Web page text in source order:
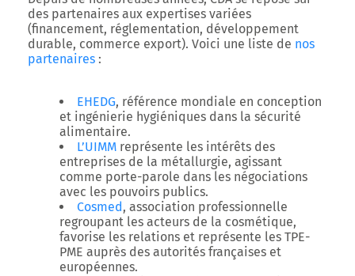
des partenaires aux expertises variées
(financement, réglementation, développement
durable, commerce export). Voici une liste de nos
partenaires :
EHEDG, référence mondiale en conception
et ingénierie hygiéniques dans la sécurité
alimentaire.
L’UIMM représente les intérêts des
entreprises de la métallurgie, agissant
comme porte-parole dans les négociations
avec les pouvoirs publics.
Cosmed, association professionnelle
regroupant les acteurs de la cosmétique,
favorise les relations et représente les TPE-
PME auprès des autorités françaises et
européennes.